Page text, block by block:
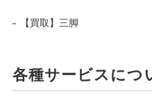
【買取】三脚
各種サービスにつ